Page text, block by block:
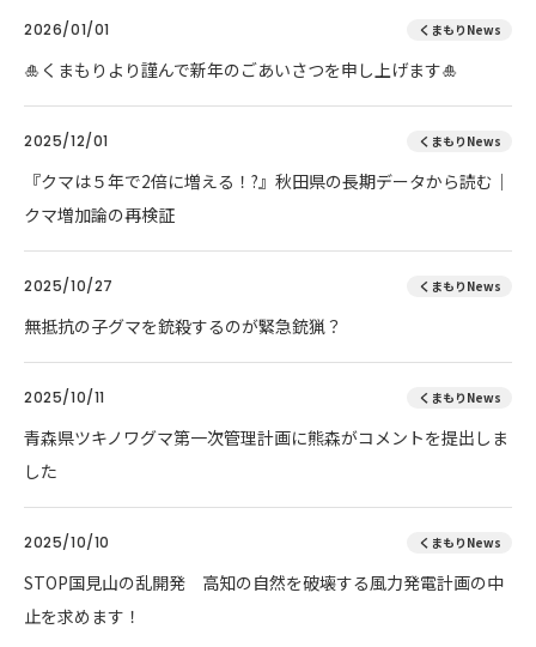
2026/01/01 くまもりNews
🎍くまもりより謹んで新年のごあいさつを申し上げます🎍
2025/12/01 くまもりNews
『クマは５年で2倍に増える！?』秋田県の長期データから読む｜
クマ増加論の再検証
2025/10/27 くまもりNews
無抵抗の子グマを銃殺するのが緊急銃猟？
2025/10/11 くまもりNews
青森県ツキノワグマ第一次管理計画に熊森がコメントを提出しま
した
2025/10/10 くまもりNews
STOP国見山の乱開発 高知の自然を破壊する風力発電計画の中
止を求めます！